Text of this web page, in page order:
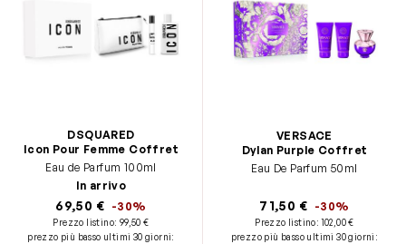
DSQUARED
Icon Pour Femme Coffret
Eau de Parfum 100ml
In arrivo
69,50 € -30%
Prezzo listino: 99,50 €
prezzo più basso ultimi 30 giorni:
VERSACE
Dylan Purple Coffret
Eau De Parfum 50ml
71,50 € -30%
Prezzo listino:102,00 €
prezzo più basso ultimi 30 giorni :